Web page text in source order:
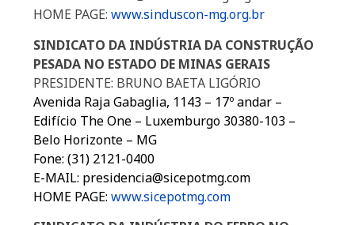
HOME PAGE:www.sinduscon-mg.org.br
SINDICATO DA INDÚSTRIA DA CONSTRUÇÃO
PESADA NO ESTADO DE MINAS GERAIS
PRESIDENTE: BRUNO BAETA LIGÓRIO
Avenida Raja Gabaglia, 1143 – 17º andar –
Edifício The One – Luxemburgo 30380-103 –
Belo Horizonte – MG
Fone: (31) 2121-0400
E-MAIL: presidencia@sicepotmg.com
HOME PAGE:www.sicepotmg.com